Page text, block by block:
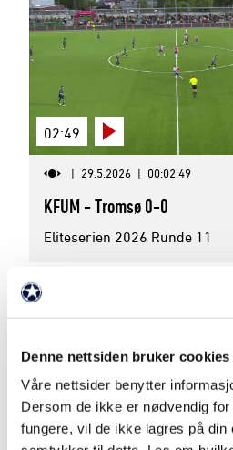
Denne nettsiden bruker cookies
Våre nettsider benytter
Dersom de ikke er nødvendig
fungere, vil de ikke lagres på din
02:49
| 29.5.2026 | 00:02:49
KFUM - Tromsø 0-0
Eliteserien 2026 Runde 11